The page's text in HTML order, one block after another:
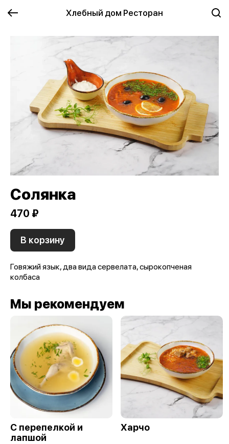
Хлебный дом Ресторан
Солянка
470 ₽
В корзину
Говяжий язык, два вида сервелата, сырокопченая
колбаса
Мы рекомендуем
С перепелкой и
лапшой
Харчо